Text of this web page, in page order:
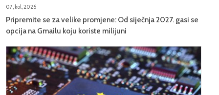
07, kol, 2026
Pripremite se za velike promjene: Od siječnja 2027. gasi se
opcija na Gmailu koju koriste milijuni